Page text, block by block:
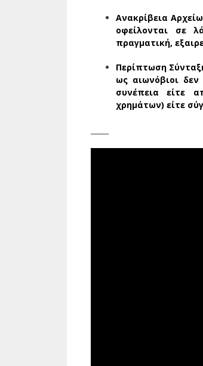
Ανακρίβεια
οφείλονται σε
πραγματική,
Περίπτωση
ως αιωνόβιοι
συνέπεια είτε
χρημάτων) είτε